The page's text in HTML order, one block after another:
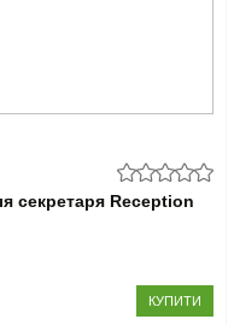
секретаря Reception
КУПИТИ